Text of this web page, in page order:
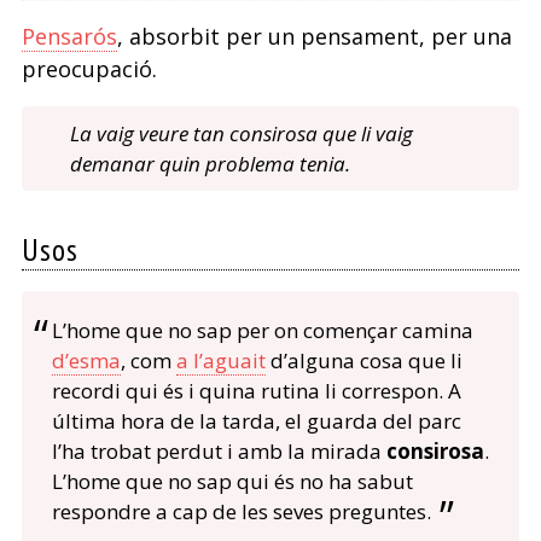
Pensarós, absorbit per un pensament, per una
preocupació.
La vaig veure tan consirosa que li vaig
demanar quin problema tenia.
Usos
L’home que no sap per on començar camina
d’esma, coma l’aguaitd’alguna cosa que li
recordi qui és i quina rutina li correspon. A
última hora de la tarda, el guarda del parc
l’ha trobat perdut i amb la mirada consirosa.
L’home que no sap qui és no ha sabut
respondre a cap de les seves preguntes.